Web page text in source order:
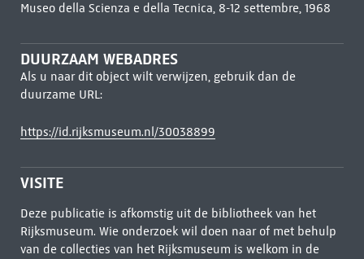
Museo della Scienza e della Tecnica, 8-12 settembre, 1968
DUURZAAM WEBADRES
Als u naar dit object wilt verwijzen, gebruik dan de
duurzame URL:
https://id.rijksmuseum.nl/30038899
VISITE
Deze publicatie is afkomstig uit de bibliotheek van het
Rijksmuseum. Wie onderzoek wil doen naar of met behulp
van de collecties van het Rijksmuseum is welkom in de